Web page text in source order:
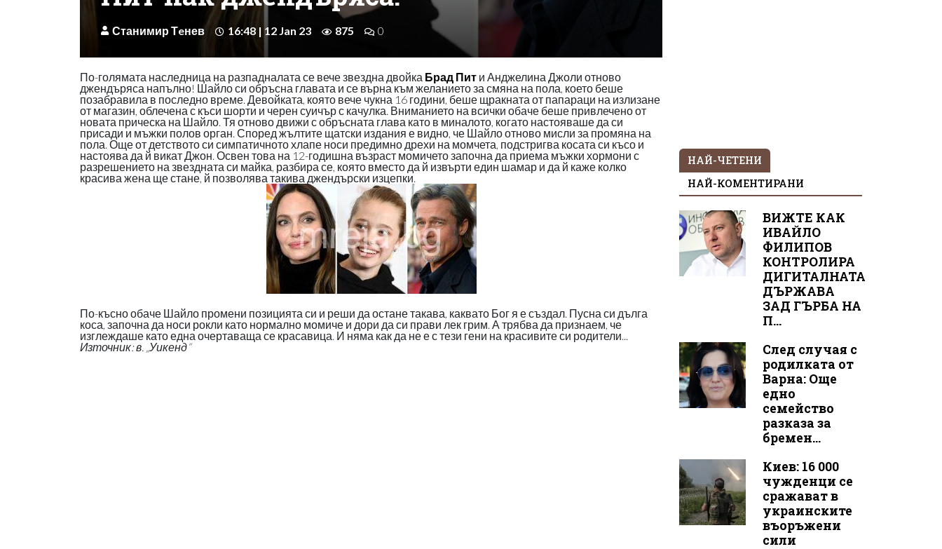
Станимир Тeнев 16:48 | 12 Jan 23 875 0
По-голямата наследница на разпадналата се вече звездна двойка Брад Пит и Анджелина Джоли отново
джендъряса напълно! Шайло си обръсна главата и се върна към желанието за смяна на пола, което беше
позабравила в последно време. Девойката, която вече чукна 16 години, беше щракната от папараци на излизане
от магазин, облечена с къси шорти и черен суичър с качулка. Вниманието на всички обаче беше привлечено от
новата прическа на Шайло. Тя отново движи с обръсната глава като в миналото, когато настояваше да си
присади и мъжки полов орган. Според жълтите щатски издания е видно, че Шайло отново мисли за промяна на
пола. Още от детството си симпатичното хлапе носи предимно дрехи на момчета, подстригва косата си късо и
настоява да й викат Джон. Освен това на 12-годишна възраст момичето започна да приема мъжки хормони с
разрешението на звездната си майка, разбира се, която вместо да й извърти един шамар и да й каже колко
красива жена ще стане, й позволява такива джендърски изцепки.
По-късно обаче Шайло промени позицията си и реши да остане такава, каквато Бог я е създал. Пусна си дълга
коса, започна да носи рокли като нормално момиче и дори да си прави лек грим. А трябва да признаем, че
изглеждаше като една очертаваща се красавица. И няма как да не е с тези гени на красивите си родители...
Източник: в. „Уикенд“
НАЙ-ЧЕТЕНИ
НАЙ-КОМЕНТИРАНИ
ВИЖТЕ КАК
ИВАЙЛО
ФИЛИПОВ
КОНТРОЛИРА
ДИГИТАЛНАТА
ДЪРЖАВА
ЗАД ГЪРБА НА
П...
След случая с
родилката от
Варна: Още
едно
семейство
разказа за
бремен...
Киев: 16 000
чужденци се
сражават в
украинските
въоръжени
сили